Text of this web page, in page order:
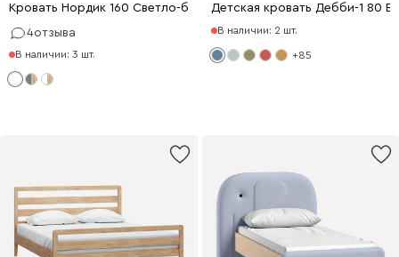
Кровать Нордик 160 Светло-бежевый
4отзыва
В наличии: 3 шт.
Детская кровать Дебби-1 80
В наличии: 2 шт.
+85